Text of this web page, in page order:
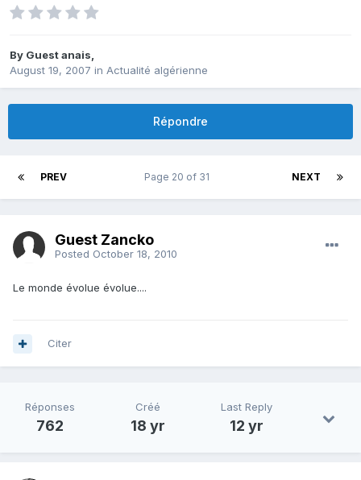
By Guest anais,
August 19, 2007 in Actualité algérienne
Répondre
PREV NEXT
Page 20 of 31
Guest Zancko
Posted October 18, 2010
Le monde évolue évolue....
Citer
Réponses
762
Créé
18 yr
Last Reply
12 yr